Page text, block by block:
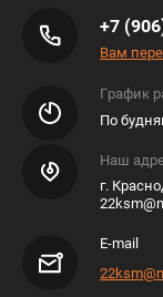
+7
Вам
График
По
Наш
г.
E-mail